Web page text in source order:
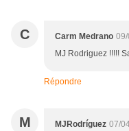
C Carm Medrano
MJ Rodriguez !!!!!
Répondre
M MJRodríguez 07/